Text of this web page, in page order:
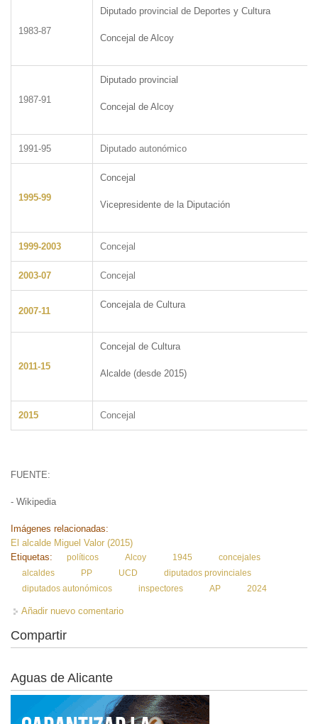
1983-87
Diputado provincial de Deportes y Cultura
Concejal de Alcoy
1987-91
Diputado provincial
Concejal de Alcoy
1991-95 Diputado autonómico
1995-99
Concejal
Vicepresidente de la Diputación
1999-2003 Concejal
2003-07 Concejal
2007-11
Concejala de Cultura
2011-15
Concejal de Cultura
Alcalde (desde 2015)
2015 Concejal
- Wikipedia
Imágenes relacionadas:
El alcalde Miguel Valor (2015)
Etiquetas:
políticos Alcoy 1945
concejales
alcaldes
PP UCD
diputados provinciales
diputados autonómicos
inspectores AP 2024
Añadir nuevo comentario
Compartir
Aguas de Alicante